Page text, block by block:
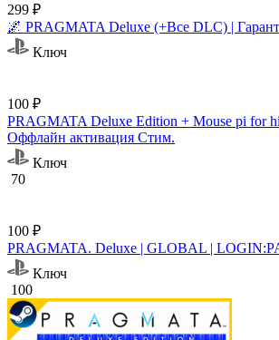
299 ₽
🌌 PRAGMATA Deluxe (+Все DLC) |
Ключ
100 ₽
PRAGMATA Deluxe Edition + Mouse pi for
Оффлайн активация Cтим.
Ключ
70
100 ₽
PRAGMATA. Deluxe | GLOBAL |
Ключ
100